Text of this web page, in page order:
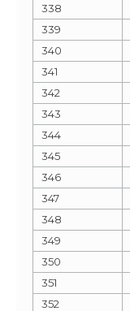
338
339
340
341
342
343
344
345
346
347
348
349
350
351
352